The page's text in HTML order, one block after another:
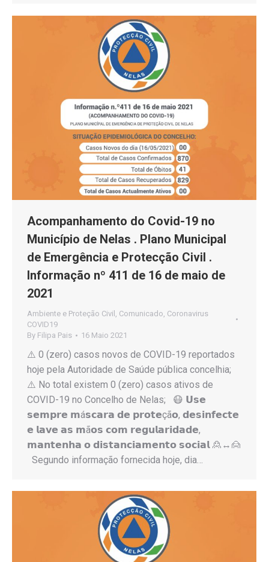
Acompanhamento do Covid-19 no
Município de Nelas . Plano Municipal
de Emergência e Protecção Civil .
Informação nº 411 de 16 de maio de
2021
Ambiente e Proteção Civil Comunicado Coronavirus
COVID19
By Filipa Pais 16 Maio 2021
⚠️ 0 (zero) casos novos de COVID-19 reportados
hoje pela Autoridade de Saúde pública concelhia;
⚠️ No total existem 0 (zero) casos ativos de
COVID-19 no Concelho de Nelas; 😷 𝗨𝘀𝗲
𝘀𝗲𝗺𝗽𝗿𝗲 𝗺á𝘀𝗰𝗮𝗿𝗮 𝗱𝗲 𝗽𝗿𝗼𝘁𝗲çã𝗼, 𝗱𝗲𝘀𝗶𝗻𝗳𝗲𝗰𝘁𝗲
𝗲 𝗹𝗮𝘃𝗲 𝗮𝘀 𝗺ã𝗼𝘀 𝗰𝗼𝗺 𝗿𝗲𝗴𝘂𝗹𝗮𝗿𝗶𝗱𝗮𝗱𝗲,
𝗺𝗮𝗻𝘁𝗲𝗻𝗵𝗮 𝗼 𝗱𝗶𝘀𝘁𝗮𝗻𝗰𝗶𝗮𝗺𝗲𝗻𝘁𝗼 𝘀𝗼𝗰𝗶𝗮𝗹 🙎↔️🙍
Segundo informação fornecida hoje, dia…